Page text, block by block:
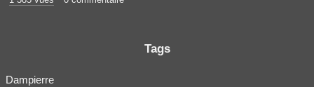
Tags
Dampierre